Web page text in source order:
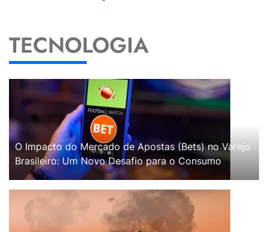
TECNOLOGIA
O Impacto do Mercado de Apostas (Bets) no Varejo
Brasileiro: Um Novo Desafio para o Consumo